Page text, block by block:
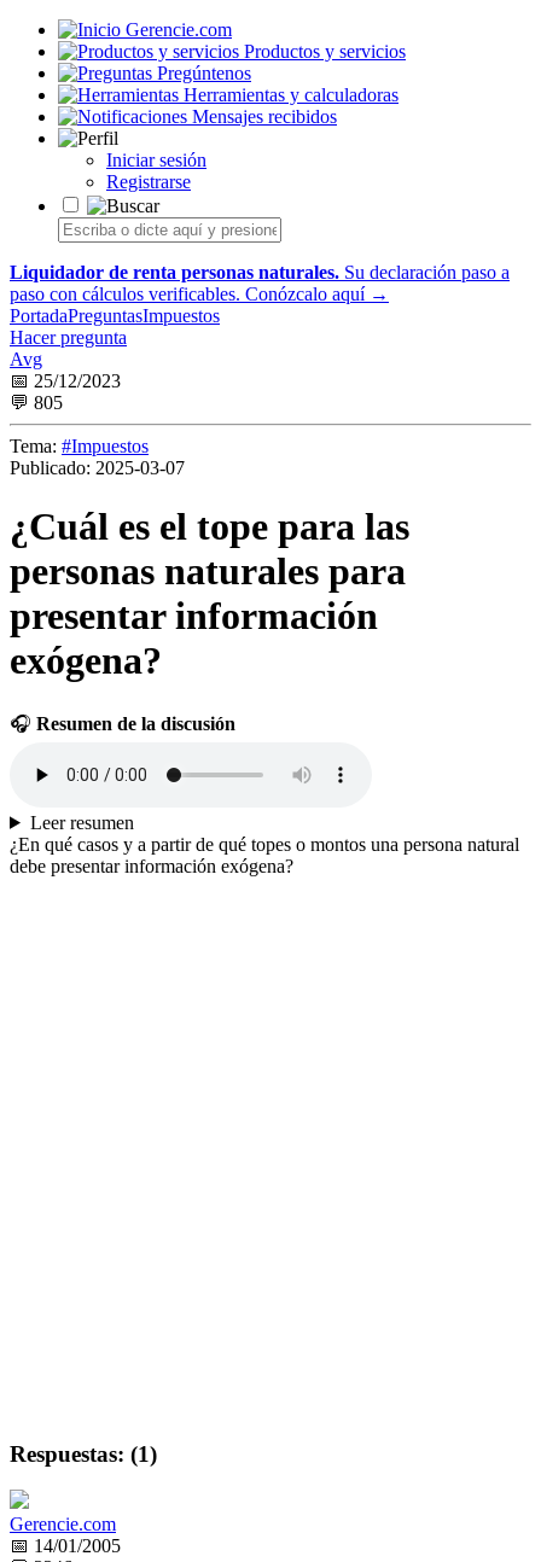
Gerencie.com
Productos y servicios
Pregúntenos
Herramientas y calculadoras
Mensajes recibidos
Iniciar sesión
Registrarse
Liquidador de renta personas naturales. Su declaración paso a
paso con cálculos verificables. Conózcalo aquí →
PortadaPreguntasImpuestos
Hacer pregunta
Avg
📅 25/12/2023
💬 805
Tema: #Impuestos
Publicado: 2025-03-07
¿Cuál es el tope para las
personas naturales para
presentar información
exógena?
🎧 Resumen de la discusión
Leer resumen
¿En qué casos y a partir de qué topes o montos una persona natural
debe presentar información exógena?
Respuestas: (1)
Gerencie.com
📅 14/01/2005